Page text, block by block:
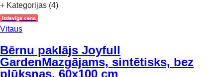
+ Kategorijas (4)
Izdevīga cena
Vitaus
Bērnu paklājs Joyfull
GardenMazgājams, sintētisks, bez
plūksnas, 60x100 cm